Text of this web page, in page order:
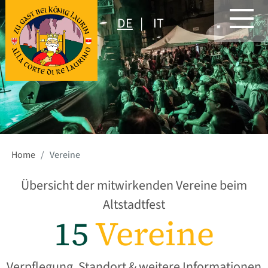
DE IT
Home Vereine
Übersicht der mitwirkenden Vereine beim
Altstadtfest
15Vereine